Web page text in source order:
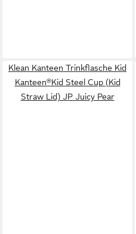
Klean Kanteen Trinkflasche Kid
Kanteen®Kid Steel Cup (Kid
Straw Lid) JP Juicy Pear